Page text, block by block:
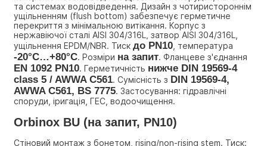
та системах водовідведення. Дизайн з чотиристороннім
ущільненням (flush bottom) забезпечує герметичне
перекриття з мінімальною витікання. Корпус з
нержавіючої сталі AISI 304/316L, затвор AISI 304/316L,
ущільнення EPDM/NBR. Тиск до PN10
-20°C…+80°C. Розміри на запит
EN 1092 PN10. Герметичність нижче DIN 19569-4
class 5 / AWWA C561. Сумісність з DIN 19569-4,
AWWA C561, BS 7775. Застосування: гідравлічні
споруди, іригація, ГЕС, водоочищення.
Orbinox BU (на запит, PN10)